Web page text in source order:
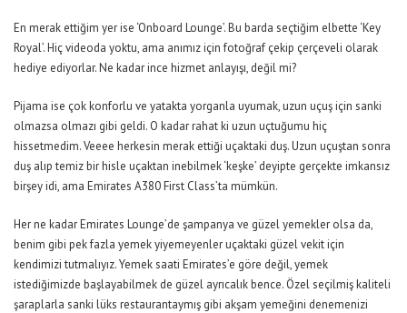
En merak ettiğim yer ise ‘Onboard Lounge’. Bu barda seçtiğim elbette ‘Key
Royal’. Hiç videoda yoktu, ama anımız için fotoğraf çekip çerçeveli olarak
hediye ediyorlar. Ne kadar ince hizmet anlayışı, değil mi?
Pijama ise çok konforlu ve yatakta yorganla uyumak, uzun uçuş için sanki
olmazsa olmazı gibi geldi. O kadar rahat ki uzun uçtuğumu hiç
hissetmedim. Veeee herkesin merak ettiği uçaktaki duş. Uzun uçuştan sonra
duş alıp temiz bir hisle uçaktan inebilmek ‘keşke’ deyipte gerçekte imkansız
birşey idi, ama Emirates A380 First Class’ta mümkün.
Her ne kadar Emirates Lounge’de şampanya ve güzel yemekler olsa da,
benim gibi pek fazla yemek yiyemeyenler uçaktaki güzel vekit için
kendimizi tutmalıyız. Yemek saati Emirates’e göre değil, yemek
istediğimizde başlayabilmek de güzel ayrıcalık bence. Özel seçilmiş kaliteli
şaraplarla sanki lüks restaurantaymış gibi akşam yemeğini denemenizi